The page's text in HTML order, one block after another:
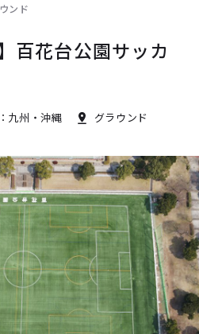
ンド
百花台公園サッカ
九州・沖縄 グラウンド